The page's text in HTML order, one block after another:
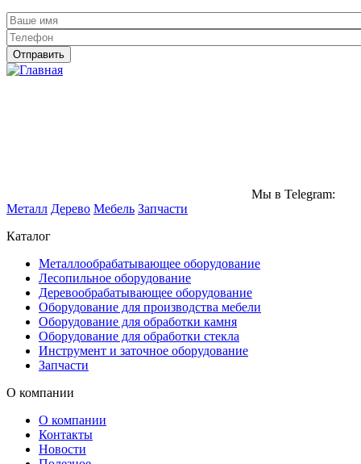
Мы в Telegram:
Металл Дерево Мебель Запчасти
Каталог
Металлообрабатывающее оборудование
Лесопильное оборудование
Деревообрабатывающее оборудование
Оборудование для производства мебели
Оборудование для обработки камня
Оборудование для обработки стекла
Инструмент и заточное оборудование
Запчасти
О компании
О компании
Контакты
Новости